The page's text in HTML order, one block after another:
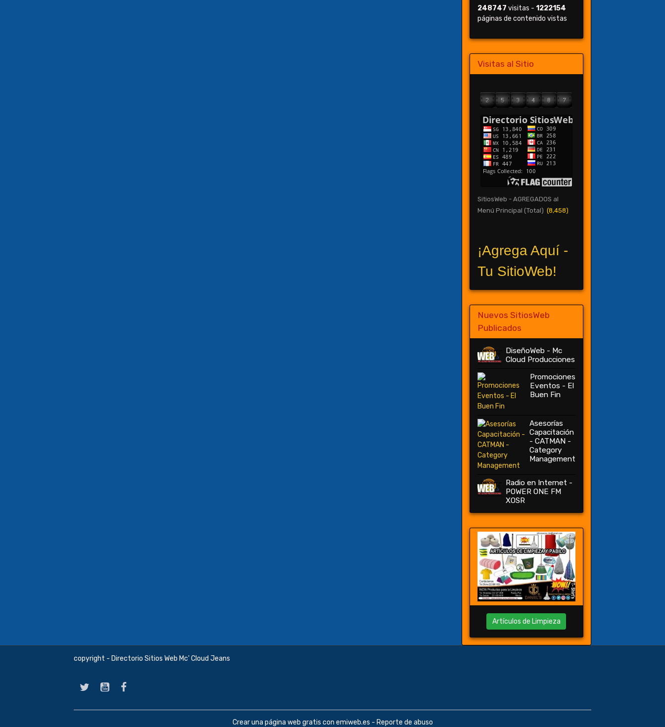
248747 visitas -1222154
páginas de contenido vistas
Visitas al Sitio
SitiosWeb - AGREGADOS al
Menú Principal (Total) (8,458)
¡Agrega Aquí -
Tu SitioWeb!
Nuevos SitiosWeb
Publicados
DiseñoWeb - Mc
Cloud Producciones
Promociones
Eventos - El
Buen Fin
Asesorías
Capacitación
- CATMAN -
Category
Management
Radio en Internet -
POWER ONE FM
XOSR
Artículos de Limpieza
copyright - Directorio Sitios Web Mc' Cloud Jeans
Crear una página web gratis con emiweb.es - Reporte de abuso